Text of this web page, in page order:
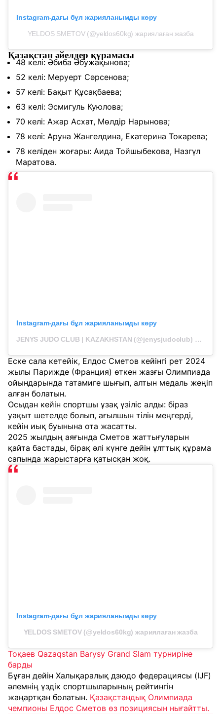
Instagram-дағы бұл жарияланымды көру
YELDOS SMETOV (@yeldos60kg) жариялаған жазба
Қазақстан әйелдер құрамасы
48 келі: Әбиба Әбужақынова;
52 келі: Меруерт Сәрсенова;
57 келі: Бақыт Құсақбаева;
63 келі: Эсмигуль Куюлова;
70 келі: Ажар Асхат, Мөлдір Нарынова;
78 келі: Аруна Жангелдина, Екатерина Токарева;
78 келіден жоғары: Аида Тойшыбекова, Назгүл
Маратова.
Instagram-дағы бұл жарияланымды көру
JENYS JUDO CLUB | KAZAKHSTAN (@jenysjudoclub) жарияланымы
Еске сала кетейік, Елдос Сметов кейінгі рет 2024
жылы Парижде (Франция) өткен жазғы Олимпиада
ойындарында татамиге шығып, алтын медаль жеңіп
алған болатын.
Осыдан кейін спортшы ұзақ үзіліс алды: біраз
уақыт шетелде болып, ағылшын тілін меңгерді,
кейін иық буынына ота жасатты.
2025 жылдың аяғында Сметов жаттығуларын
қайта бастады, бірақ әлі күнге дейін ұлттық құрама
сапында жарыстарға қатысқан жоқ.
Instagram-дағы бұл жарияланымды көру
YELDOS SMETOV (@yeldos60kg) жариялаған жазба
Тоқаев Qazaqstan Barysy Grand Slam турниріне
барды
Бұған дейін Халықаралық дзюдо федерациясы (IJF)
әлемнің үздік спортшыларының рейтингін
жаңартқан болатын. Қазақстандық Олимпиада
чемпионы Елдос Сметов өз позициясын нығайтты.